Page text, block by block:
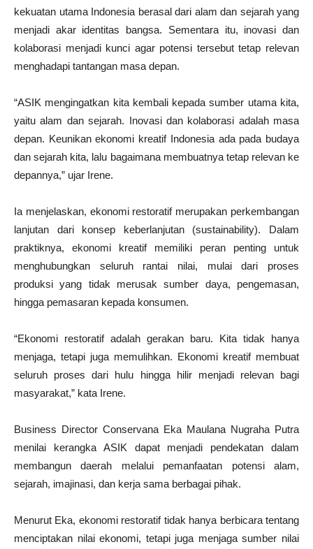
kekuatan utama Indonesia berasal dari alam dan sejarah yang
menjadi akar identitas bangsa. Sementara itu, inovasi dan
kolaborasi menjadi kunci agar potensi tersebut tetap relevan
menghadapi tantangan masa depan.
“ASIK mengingatkan kita kembali kepada sumber utama kita,
yaitu alam dan sejarah. Inovasi dan kolaborasi adalah masa
depan. Keunikan ekonomi kreatif Indonesia ada pada budaya
dan sejarah kita, lalu bagaimana membuatnya tetap relevan ke
depannya,” ujar Irene.
Ia menjelaskan, ekonomi restoratif merupakan perkembangan
lanjutan dari konsep keberlanjutan (sustainability). Dalam
praktiknya, ekonomi kreatif memiliki peran penting untuk
menghubungkan seluruh rantai nilai, mulai dari proses
produksi yang tidak merusak sumber daya, pengemasan,
hingga pemasaran kepada konsumen.
“Ekonomi restoratif adalah gerakan baru. Kita tidak hanya
menjaga, tetapi juga memulihkan. Ekonomi kreatif membuat
seluruh proses dari hulu hingga hilir menjadi relevan bagi
masyarakat,” kata Irene.
Business Director Conservana Eka Maulana Nugraha Putra
menilai kerangka ASIK dapat menjadi pendekatan dalam
membangun daerah melalui pemanfaatan potensi alam,
sejarah, imajinasi, dan kerja sama berbagai pihak.
Menurut Eka, ekonomi restoratif tidak hanya berbicara tentang
menciptakan nilai ekonomi, tetapi juga menjaga sumber nilai